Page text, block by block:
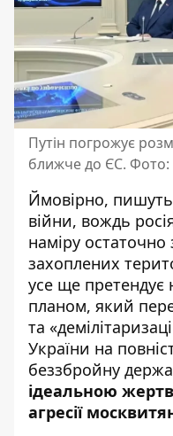
Путін погрожує
ближче до ЄС.
Ймовірно, пишуть
війни, вождь
наміру остаточно
захоплених
усе ще претендує
планом, який
та
України на
беззбройну
ідеальною
агресії